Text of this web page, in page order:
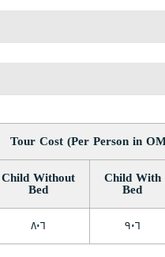
Tour Cost (Per Person in
Child With
Bed
Child Without
Bed
٩٠٦ ٨٠٦